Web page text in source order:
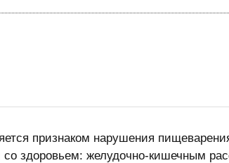
признаком нарушения
здоровьем: желудочно-кишечным